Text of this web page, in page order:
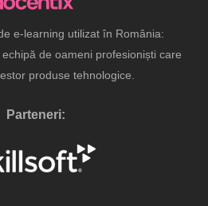
e-learning utilizat în România:
de oameni profesioniști care
produse tehnologice.
Parteneri: